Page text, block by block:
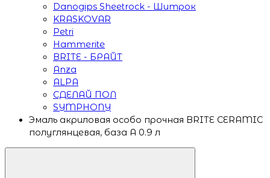
Danogips Sheetrock - Шитрок
KRASKOVAR
Petri
Hammerite
BRITE - БРАЙТ
Anza
ALPA
СДЕЛАЙ ПОЛ
SYMPHONY
Эмаль акриловая особо прочная BRITE CERAMIC
полуглянцевая, база А 0.9 л